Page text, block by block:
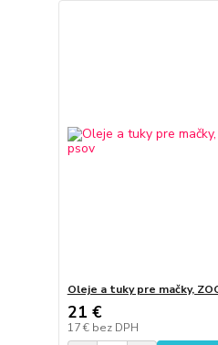
Oleje a tuky pre mačky,
21 €
17 € bez DPH